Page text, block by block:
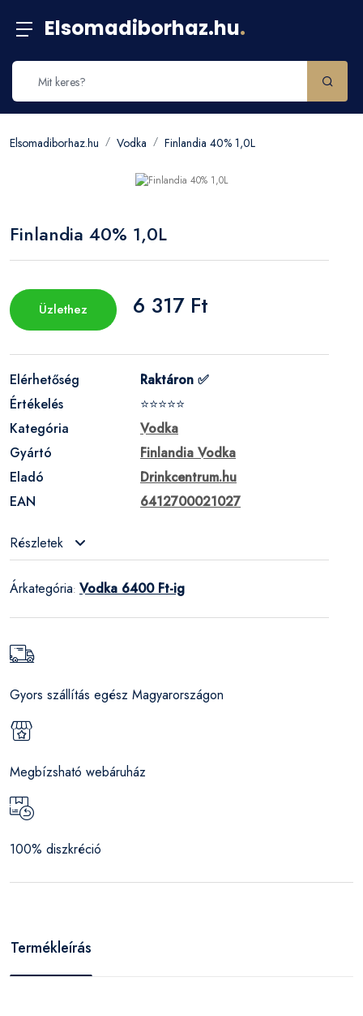
Elsomadiborhaz.hu.
Elsomadiborhaz.hu Vodka Finlandia 40% 1,0L
Finlandia 40% 1,0L
Üzlethez 6 317 Ft
Elérhetőség
Raktáron ✅
Értékelés
⭐⭐⭐⭐⭐
Kategória
Vodka
Gyártó
Finlandia Vodka
Eladó
Drinkcentrum.hu
EAN
6412700021027
Részletek
Árkategória: Vodka 6400 Ft-ig
Gyors szállítás egész Magyarországon
Megbízsható webáruház
100% diszkréció
Termékleírás